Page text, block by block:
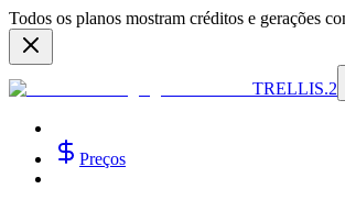
Todos os planos mostram créditos e gerações
TRELLIS.2
Preços